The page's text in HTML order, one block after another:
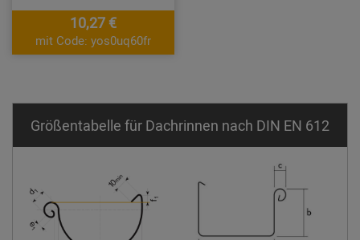
10,27 €
mit Code: yos0uq60fr
Größentabelle für Dachrinnen nach DIN EN 612